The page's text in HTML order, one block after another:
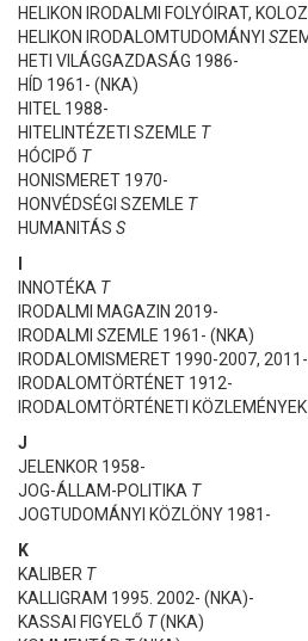
HELIKON IRODALMI FOLYÓIRAT,
HELIKON IRODALOMTUDOMÁNYI S
HETI VILÁGGAZDASÁG 1986-
HÍD 1961- (NKA)
HITEL 1988-
HITELINTÉZETI SZEMLE T
HÓCIPŐ T
HONISMERET 1970-
HONVÉDSÉGI SZEMLE T
HUMANITÁS S
INNOTÉKA T
IRODALMI MAGAZIN 2019-
IRODALMI SZEMLE 1961- (NKA)
IRODALOMISMERET 1990-2007, 2011-
IRODALOMTÖRTÉNET 1912-
IRODALOMTÖRTÉNETI
J
JELENKOR 1958-
JOG-ÁLLAM-POLITIKA T
JOGTUDOMÁNYI KÖZLÖNY 1981-
K
KALIBER T
KALLIGRAM 1995. 2002- (NKA)-
KASSAI FIGYELŐ T(NKA)